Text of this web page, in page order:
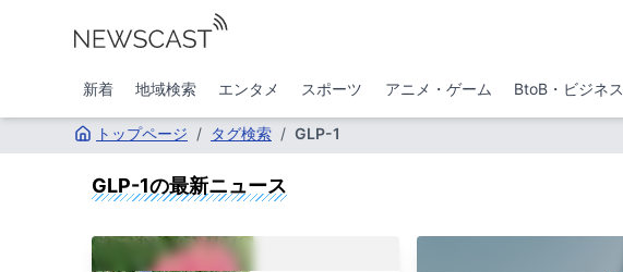
新着 地域検索 エンタメ スポーツ アニメ・ゲーム BtoB・ビジネス
トップページ / タグ検索 / GLP-1
GLP-1の最新ニュース